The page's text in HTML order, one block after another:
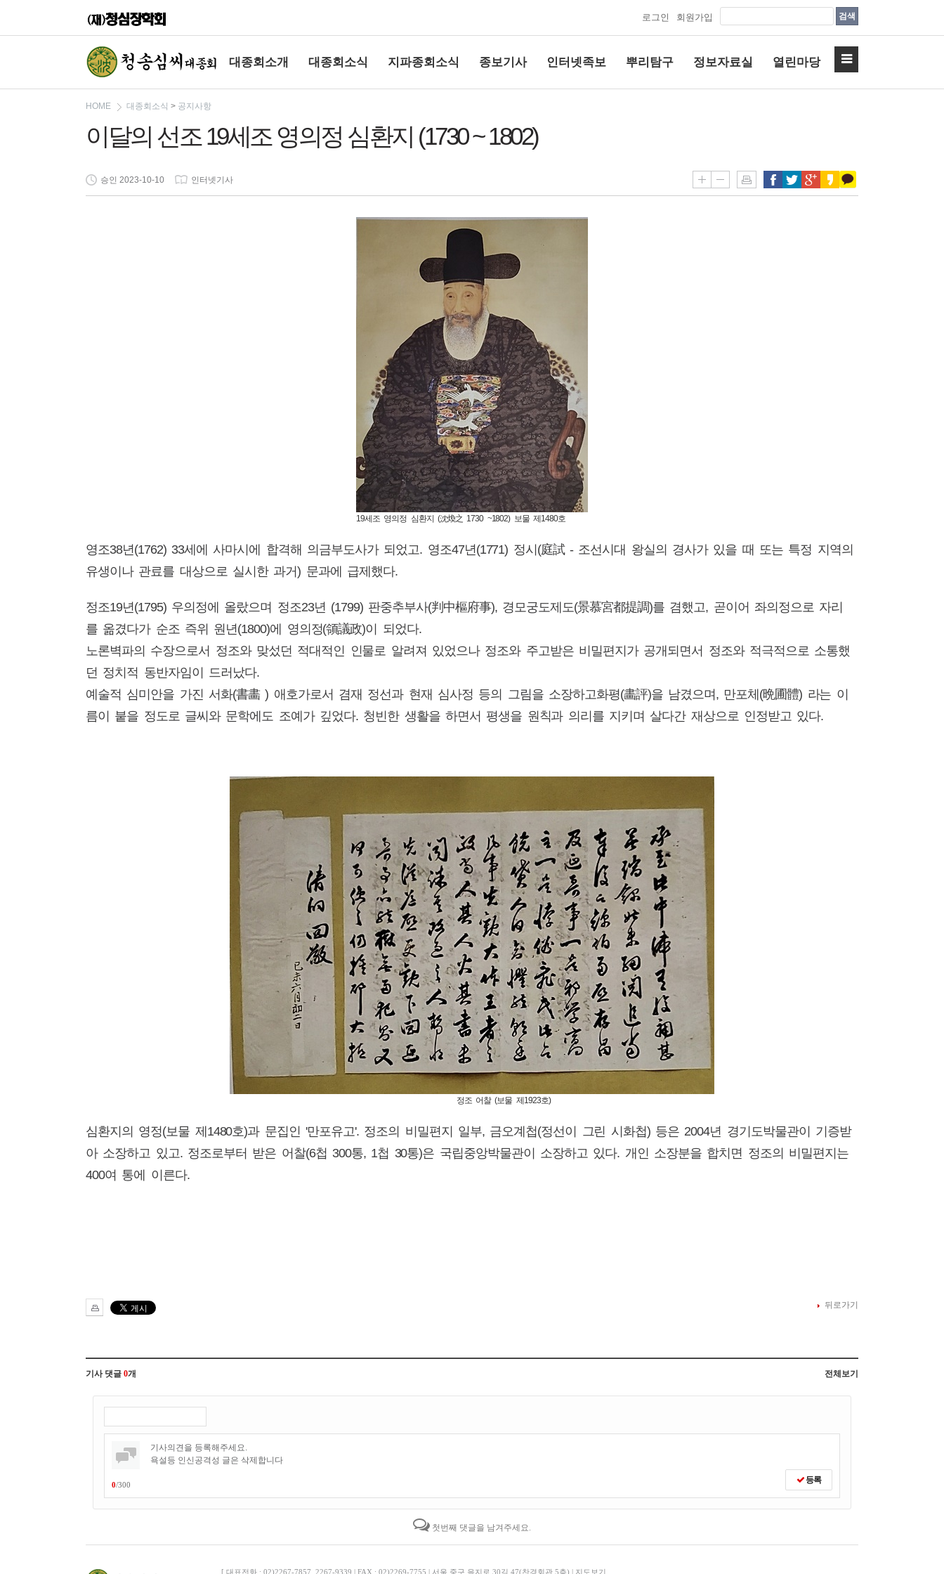
로그인 회원가입 검색
대종회소개 대종회소식 지파종회소식 종보기사 인터넷족보 뿌리탐구 정보자료실 열린마당
상단여백
HOME 대종회소식 > 공지사항
이달의 선조 19세조 영의정 심환지 (1730 ~ 1802)
승인 2023-10-10 인터넷기사
19세조 영의정 심환지 (沈煥之 1730 ~1802) 보물 제1480호
영조38년(1762) 33세에 사마시에 합격해 의금부도사가 되었고. 영조47년(1771) 정시(庭試 - 조선시대 왕실의 경사가 있을 때 또는 특정 지역의
유생이나 관료를 대상으로 실시한 과거) 문과에 급제했다.
정조19년(1795) 우의정에 올랐으며 정조23년 (1799) 판중추부사(判中樞府事), 경모궁도제도(景慕宮都提調)를 겸했고, 곧이어 좌의정으로 자리
를 옮겼다가 순조 즉위 원년(1800)에 영의정(領議政)이 되었다.
노론벽파의 수장으로서 정조와 맞섰던 적대적인 인물로 알려져 있었으나 정조와 주고받은 비밀편지가 공개되면서 정조와 적극적으로 소통했
던 정치적 동반자임이 드러났다.
예술적 심미안을 가진 서화(書畵 ) 애호가로서 겸재 정선과 현재 심사정 등의 그림을 소장하고화평(畵評)을 남겼으며, 만포체(晩圃體) 라는 이
름이 붙을 정도로 글씨와 문학에도 조예가 깊었다. 청빈한 생활을 하면서 평생을 원칙과 의리를 지키며 살다간 재상으로 인정받고 있다.
정조 어찰 (보물 제1923호)
심환지의 영정(보물 제1480호)과 문집인 '만포유고'. 정조의 비밀편지 일부, 금오계첩(정선이 그린 시화첩) 등은 2004년 경기도박물관이 기증받
아 소장하고 있고. 정조로부터 받은 어찰(6첩 300통, 1첩 30통)은 국립중앙박물관이 소장하고 있다. 개인 소장분을 합치면 정조의 비밀편지는
400여 통에 이른다.
뒤로가기
기사 댓글 0개 전체보기
0/300 등록
첫번째 댓글을 남겨주세요.
[ 대표전화 : 02)2267-7857, 2267-9339 | FAX : 02)2269-7755 | 서울 중구 을지로 30길 47(찬경회관 5층) | 지도보기